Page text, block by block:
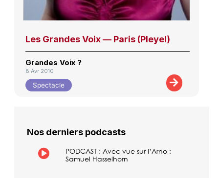
Les Grandes Voix — Paris (Pleyel)
Grandes Voix ?
8 Avr 2010
Spectacle
Nos derniers podcasts
PODCAST : Avec vue sur l’Arno :
Samuel Hasselhorn